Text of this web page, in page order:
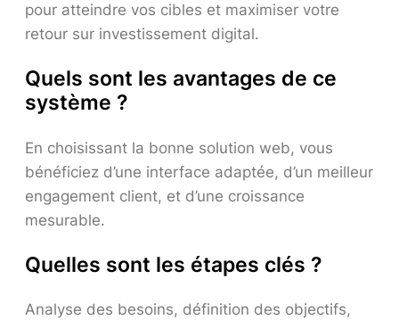
pour atteindre vos cibles et maximiser votre
retour sur investissement digital.
Quels sont les avantages de ce
système ?
En choisissant la bonne solution web, vous
bénéficiez d’une interface adaptée, d’un meilleur
engagement client, et d’une croissance
mesurable.
Quelles sont les étapes clés ?
Analyse des besoins, définition des objectifs,